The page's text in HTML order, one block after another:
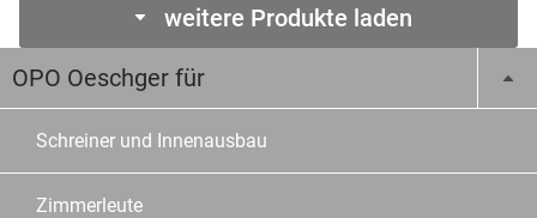
weitere Produkte laden
OPO Oeschger für
Schreiner und Innenausbau
Zimmerleute